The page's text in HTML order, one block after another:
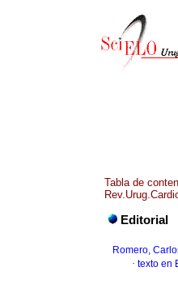
Tabla de
Editorial
Romero,
· texto en